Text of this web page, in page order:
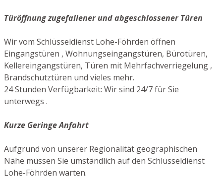
Türöffnung zugefallener und abgeschlossener Türen
Wir vom Schlüsseldienst Lohe-Föhrden öffnen
Eingangstüren , Wohnungseingangstüren, Bürotüren,
Kellereingangstüren, Türen mit Mehrfachverriegelung ,
Brandschutztüren und vieles mehr.
24 Stunden Verfügbarkeit: Wir sind 24/7 für Sie
unterwegs .
Kurze Geringe Anfahrt
Aufgrund von unserer Regionalität geographischen
Nähe müssen Sie umständlich auf den Schlüsseldienst
Lohe-Föhrden warten.